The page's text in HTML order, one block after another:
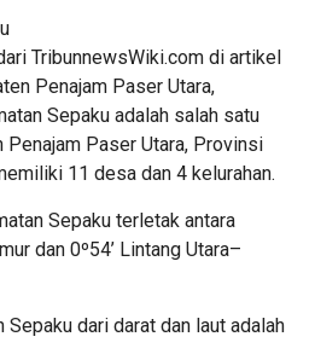
TribunnewsWiki.com di artikel
Penajam Paser Utara,
Sepaku adalah salah satu
Penajam Paser Utara, Provinsi
11 desa dan 4 kelurahan.
Sepaku terletak antara
dan 0º54’ Lintang Utara–
Sepaku dari darat dan laut adalah